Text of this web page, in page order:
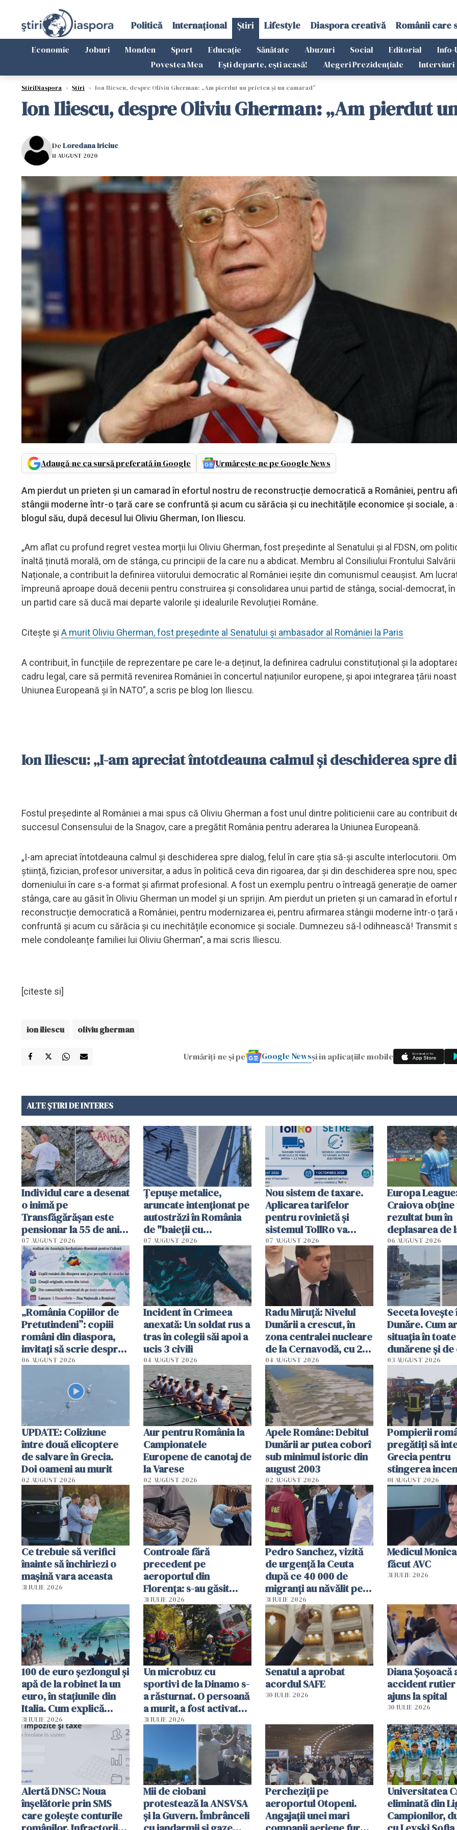
Politică Internațional Știri Lifestyle Diaspora creativă Românii care
Economie Joburi Monden Sport Educație Sănătate Abuzuri Social Editorial Info-
Povestea Mea
Ești departe, ești acasă! Alegeri Prezidențiale Interviuri
StiriDiaspora › Știri › Ion Iliescu, despre Oliviu Gherman: „Am pierdut un prieten și un camarad”
Ion Iliescu, despre Oliviu Gherman: „Am pierdut
DeLoredana Iriciuc
11 AUGUST 2020
Adaugă-ne ca sursă preferată în Google Urmărește-ne pe Google News
Am pierdut un prieten și un camarad în efortul nostru de reconstrucție democratică a României, pentru
stângii moderne într-o țară care se confruntă și acum cu sărăcia și cu inechitățile economice și sociale, a
blogul său, după decesul lui Oliviu Gherman, Ion Iliescu.
„Am aflat cu profund regret vestea morții lui Oliviu Gherman, fost președinte al Senatului și al FDSN, om
înaltă ținută morală, om de stânga, cu principii de la care nu a abdicat. Membru al Consiliului Frontului Salvării
Naționale, a contribuit la definirea viitorului democratic al României ieșite din comunismul ceaușist. Am
împreună aproape două decenii pentru construirea și consolidarea unui partid de stânga, social-democrat, în
un partid care să ducă mai departe valorile și idealurile Revoluției Române.
Citește și A murit Oliviu Gherman, fost președinte al Senatului și ambasador al României la Paris
A contribuit, în funcțiile de reprezentare pe care le-a deținut, la definirea cadrului constituțional și la
cadru legal, care să permită revenirea României în concertul națiunilor europene, și apoi integrarea țării
Uniunea Europeană și în NATO”, a scris pe blog Ion Iliescu.
Ion Iliescu: „I-am apreciat întotdeauna calmul și deschiderea spre
Fostul președinte al României a mai spus că Oliviu Gherman a fost unul dintre politicienii care au contribuit
succesul Consensului de la Snagov, care a pregătit România pentru aderarea la Uniunea Europeană.
„I-am apreciat întotdeauna calmul și deschiderea spre dialog, felul în care știa să-și asculte interlocutorii.
știință, fizician, profesor universitar, a adus în politică ceva din rigoarea, dar și din deschiderea spre nou,
domeniului în care s-a format și afirmat profesional. A fost un exemplu pentru o întreagă generație de
stânga, care au găsit în Oliviu Gherman un model și un sprijin. Am pierdut un prieten și un camarad în efortul
reconstrucție democratică a României, pentru modernizarea ei, pentru afirmarea stângii moderne într-o țară
confruntă și acum cu sărăcia și cu inechitățile economice și sociale. Dumnezeu să-l odihnească! Transmit
mele condoleanțe familiei lui Oliviu Gherman”, a mai scris Iliescu.
[citeste si]
ion iliescu oliviu gherman
Urmăriți-ne și pe Google Newsși în aplicațiile mobile
ALTE ȘTIRI DE INTERES
Individul care a desenat
o inimă pe
Transfăgărășan este
pensionar la 55 de ani.
Poliția l-a identificat
07 AUGUST 2026
Țepușe metalice,
aruncate intenționat pe
autostrăzi în România
de "baieții cu
platforme": "Mi-au
cerut 1200 lei să mă
tracteze"
07 AUGUST 2026
Nou sistem de taxare.
Aplicarea tarifelor
pentru rovinietă şi
sistemul TollRo va
începe la 1 octombrie
07 AUGUST 2026
Europa
Craiova obține
rezultat bun în
deplasarea de
06 AUGUST 2026
„România Copiilor de
Pretutindeni”: copiii
români din diaspora,
invitați să scrie despre
România într-un volum
06 AUGUST 2026
Incident în Crimeea
anexată: Un soldat rus a
tras în colegii săi apoi a
ucis 3 civili
04 AUGUST 2026
Radu Miruţă: Nivelul
Dunării a crescut, în
zona centralei nucleare
de la Cernavodă, cu 2
cm faţă de ziua trecută
04 AUGUST 2026
Seceta
Dunăre. Cum
situația în
dunărene și de
România
efectele, deși a
în iulie
03 AUGUST 2026
UPDATE: Coliziune
între două elicoptere
de salvare în Grecia.
Doi oameni au murit
02 AUGUST 2026
Aur pentru România la
Campionatele
Europene de canotaj de
la Varese
02 AUGUST 2026
Apele Române: Debitul
Dunării ar putea coborî
sub minimul istoric din
august 2003
02 AUGUST 2026
Pompierii
pregătiţi să
Grecia pentru
stingerea
01 AUGUST 2026
Ce trebuie să verifici
înainte să închiriezi o
mașină vara aceasta
31 IULIE 2026
Controale fără
precedent pe
aeroportul din
Florența: s-au găsit
capete de aligator și o
sumă imensă de bani
31 IULIE 2026
Pedro Sanchez, vizită
de urgență la Ceuta
după ce 40 000 de
migranți au năvălit pe
teritoriul spaniol: „Vom
mobiliza toate
resursele"
31 IULIE 2026
Medicul
făcut AVC
31 IULIE 2026
100 de euro șezlongul și
apă de la robinet la un
euro, în stațiunile din
Italia. Cum explică
autoritățile
31 IULIE 2026
Un microbuz cu
sportivi de la Dinamo s-
a răsturnat. O persoană
a murit, a fost activat
planul roșu de
31 IULIE 2026
Senatul a aprobat
acordul SAFE
30 IULIE 2026
Diana Șoșoacă
accident rutier
ajuns la spital
30 IULIE 2026
Alertă DNSC: Noua
înșelătorie prin SMS
care golește conturile
Mii de ciobani
protestează la ANSVSA
și la Guvern. Îmbrânceli
Percheziții pe
aeroportul Otopeni.
Angajații unei mari
Universitatea
eliminată din
Campionilor,